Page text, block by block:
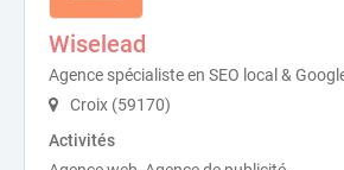
Wiselead
Agence spécialiste en SEO local &
Croix (59170)
Activités